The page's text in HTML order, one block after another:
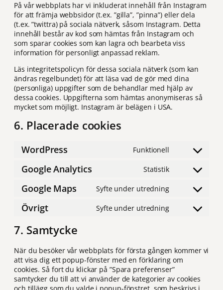
På vår webbplats har vi inkluderat innehåll från Instagram
för att främja webbsidor (t.ex. ”gilla”, ”pinna”) eller dela
(t.ex. ”twittra) på sociala nätverk, såsom Instagram. Detta
innehåll består av kod som hämtas från Instagram och
som sparar cookies som kan lagra och bearbeta viss
information för personligt anpassad reklam.
Läs integritetspolicyn för dessa sociala nätverk (som kan
ändras regelbundet) för att läsa vad de gör med dina
(personliga) uppgifter som de behandlar med hjälp av
dessa cookies. Uppgifterna som hämtas anonymiseras så
mycket som möjligt. Instagram är belägen i USA.
6. Placerade cookies
WordPress Funktionell
Consent
service
Google Analytics Statistik
Consent
service
analytics
Google Maps Syfte under utredning
Consent
service
Övrigt Syfte under utredning
Consent
7. Samtycke
När du besöker vår webbplats för första gången kommer vi
att visa dig ett popup-fönster med en förklaring om
cookies. Så fort du klickar på ”Spara preferenser”
samtycker du till att vi använder de kategorier av cookies